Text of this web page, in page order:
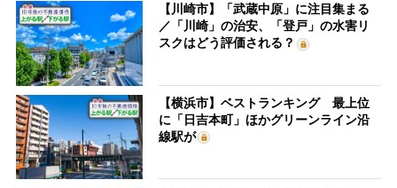
【川崎市】「武蔵中原」に注目集まる
／「川崎」の治安、「登戸」の水害リ
スクはどう評価される？
【横浜市】ベストランキング 最上位
に「日吉本町」ほかグリーンライン沿
線駅が